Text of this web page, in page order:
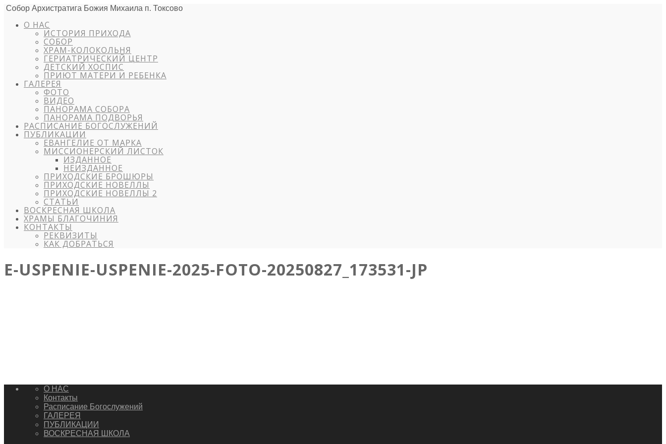
Собор Архистратига Божия Михаила п. Токсово
О НАС
ИСТОРИЯ ПРИХОДА
СОБОР
ХРАМ-КОЛОКОЛЬНЯ
ГЕРИАТРИЧЕСКИЙ ЦЕНТР
ДЕТСКИЙ ХОСПИС
ПРИЮТ МАТЕРИ И РЕБЕНКА
ГАЛЕРЕЯ
ФОТО
ВИДЕО
ПАНОРАМА СОБОРА
ПАНОРАМА ПОДВОРЬЯ
РАСПИСАНИЕ БОГОСЛУЖЕНИЙ
ПУБЛИКАЦИИ
ЕВАНГЕЛИЕ ОТ МАРКА
МИССИОНЕРСКИЙ ЛИСТОК
ИЗДАННОЕ
НЕИЗДАННОЕ
ПРИХОДСКИЕ БРОШЮРЫ
ПРИХОДСКИЕ НОВЕЛЛЫ
ПРИХОДСКИЕ НОВЕЛЛЫ 2
СТАТЬИ
ВОСКРЕСНАЯ ШКОЛА
ХРАМЫ БЛАГОЧИНИЯ
КОНТАКТЫ
РЕКВИЗИТЫ
КАК ДОБРАТЬСЯ
E-USPENIE-USPENIE-2025-FOTO-20250827_173531-JP
О НАС
Контакты
Расписание Богослужений
ГАЛЕРЕЯ
ПУБЛИКАЦИИ
ВОСКРЕСНАЯ ШКОЛА